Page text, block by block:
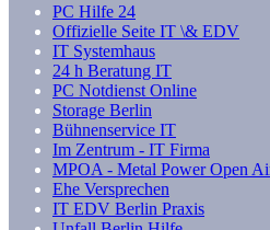
PC Hilfe 24
Offizielle Seite IT \& EDV
IT Systemhaus
24 h Beratung IT
PC Notdienst Online
Storage Berlin
Bühnenservice IT
Im Zentrum - IT Firma
MPOA - Metal Power Open
Ehe Versprechen
IT EDV Berlin Praxis